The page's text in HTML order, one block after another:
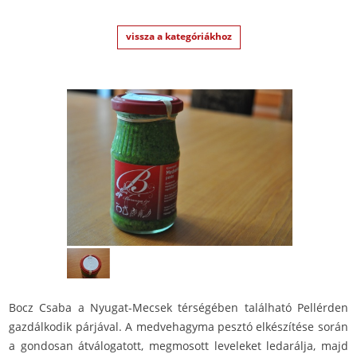
vissza a kategóriákhoz
Bocz Csaba a Nyugat-Mecsek térségében található Pellérden
gazdálkodik párjával. A medvehagyma pesztó elkészítése során
a gondosan átválogatott, megmosott leveleket ledarálja, majd